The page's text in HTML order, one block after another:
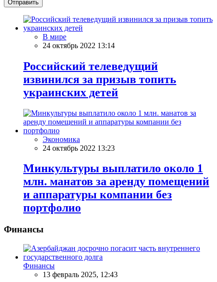
Отправить
В мире
24 октябрь 2022 13:14
Российский телеведущий
извинился за призыв топить
украинских детей
Экономика
24 октябрь 2022 13:23
Минкультуры выплатило около 1
млн. манатов за аренду помещений
и аппаратуры компании без
портфолио
Финансы
Финансы
13 февраль 2025, 12:43